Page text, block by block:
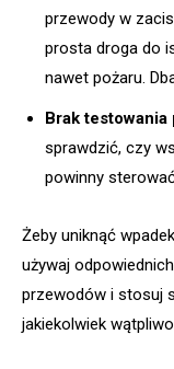
przewody w
prosta droga do
nawet pożaru.
Brak testowania
sprawdzić, czy
powinny
Żeby uniknąć
używaj
przewodów i stosuj
jakiekolwiek